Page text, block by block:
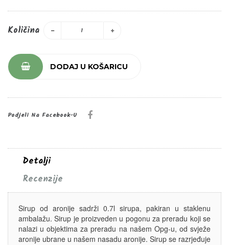
Količina
DODAJ U KOŠARICU
Podjeli Na Facebook-U
Detalji
Recenzije
Sirup od aronije sadrži 0.7l sirupa, pakiran u staklenu
ambalažu. Sirup je proizveden u pogonu za preradu koji se
nalazi u objektima za preradu na našem Opg-u, od svježe
aronije ubrane u našem nasadu aronije. Sirup se razrjeđuje